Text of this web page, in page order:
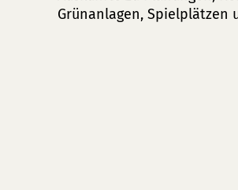
Grünanlagen, Spielplätzen